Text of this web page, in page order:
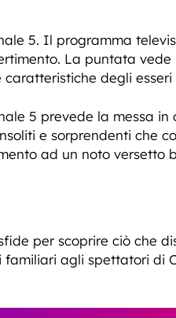
5. Il programma
La puntata
degli
5 prevede la messa in
e sorprendenti che
ad un noto versetto
per scoprire ciò che
agli spettatori di